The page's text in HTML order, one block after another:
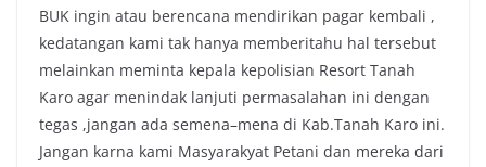
BUK ingin atau berencana mendirikan pagar kembali ,
kedatangan kami tak hanya memberitahu hal tersebut
melainkan meminta kepala kepolisian Resort Tanah
Karo agar menindak lanjuti permasalahan ini dengan
tegas ,jangan ada semena–mena di Kab.Tanah Karo ini.
Jangan karna kami Masyarakyat Petani dan mereka dari